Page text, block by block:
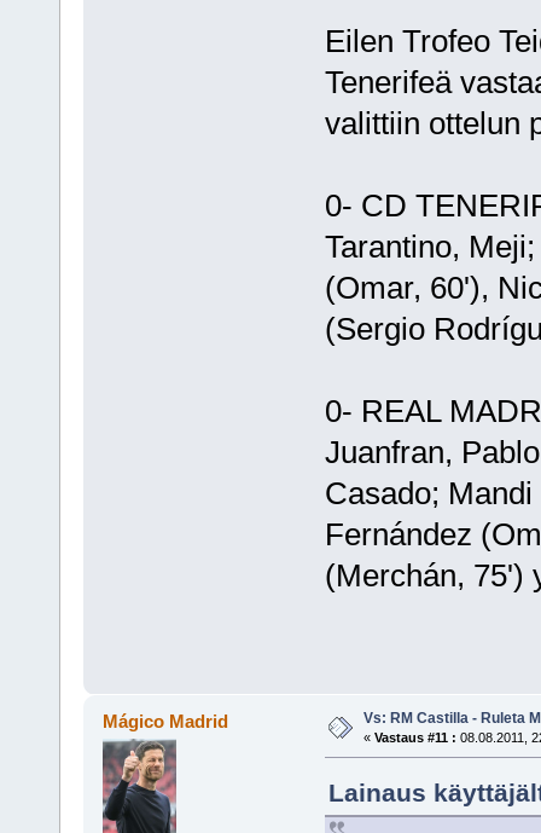
Eilen Trofeo
Tenerifeä
valittiin ottelun
0- CD
Tarantino,
(Omar, 60'),
(Sergio
0- REAL
Juanfran,
Casado;
Fernández
(Merchán, 75')
Mágico Madrid Vs: RM Castilla - Ruleta
« Vastaus #11 : 08.08.2011,
Lainaus